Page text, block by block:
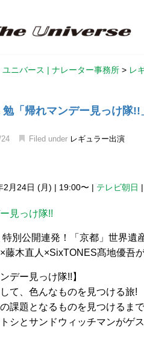
ニバース | ナレーター事務所 > レ
「帰れマンデー見っけ隊!!
Filed under レギュラー出演
2月24日 (月) | 19:00〜 | テレビ朝日 |
見っけ隊!!
特別公開連発！「京都」世界遺
藤木直人×SixTONES髙地優吾
デー見っけ隊!!】
て、色んなものを見つける旅!
課題となるものを見つけるま
シとサンドウィッチマンがゲ